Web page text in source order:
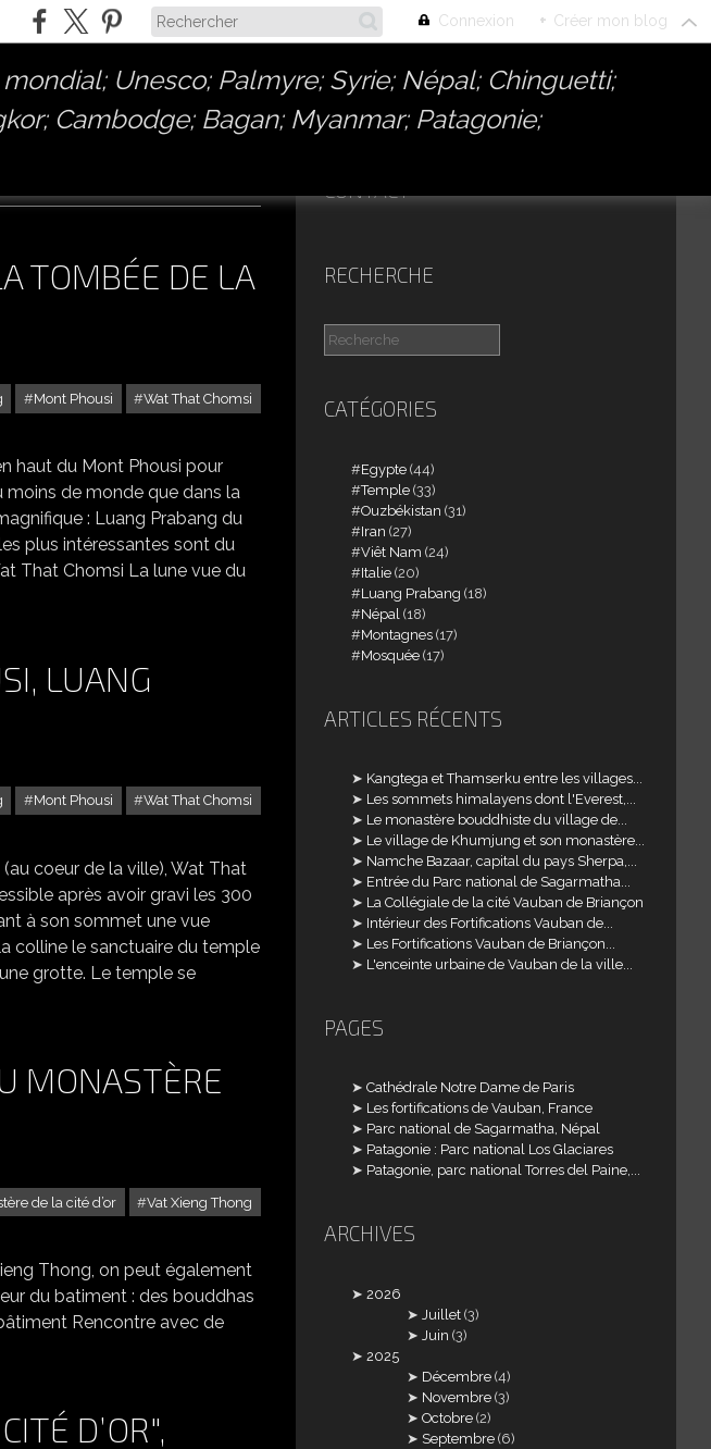
Connexion + Créer mon blog
Unesco; Palmyre; Syrie; Népal; Chinguetti;
Cambodge; Bagan; Myanmar; Patagonie;
TOMBÉE DE LA
Mont Phousi Wat That Chomsi
TOMBÉE DE LA NUIT, LAOS
haut du Mont Phousi pour
moins de monde que dans la
: Luang Prabang du
plus intéressantes sont du
That Chomsi La lune vue du
LUANG
Mont Phousi Wat That Chomsi
PHOUSI, LUANG PRABANG
coeur de la ville), Wat That
après avoir gravi les 300
à son sommet une vue
colline le sanctuaire du temple
grotte. Le temple se
MONASTÈRE
de la cité d’or Vat Xieng Thong
CITÉ D'OR, LUANG PRABANG
Thong, on peut également
du batiment : des bouddhas
Rencontre avec de
D’OR",
CONTACT
RECHERCHE
CATÉGORIES
Egypte (44)
Temple (33)
Ouzbékistan (31)
Iran (27)
Viêt Nam (24)
Italie (20)
Luang Prabang (18)
Népal (18)
Montagnes (17)
Mosquée (17)
ARTICLES RÉCENTS
Kangtega et Thamserku entre les villages...
Les sommets himalayens dont l'Everest,...
Le monastère bouddhiste du village de...
Le village de Khumjung et son monastère...
Namche Bazaar, capital du pays Sherpa,...
Entrée du Parc national de Sagarmatha...
La Collégiale de la cité Vauban de Briançon
Intérieur des Fortifications Vauban de...
Les Fortifications Vauban de Briançon...
L'enceinte urbaine de Vauban de la ville...
PAGES
Cathédrale Notre Dame de Paris
Les fortifications de Vauban, France
Parc national de Sagarmatha, Népal
Patagonie : Parc national Los Glaciares
Patagonie, parc national Torres del Paine,...
ARCHIVES
2026
Juillet (3)
Juin (3)
2025
Décembre (4)
Novembre (3)
Octobre (2)
Septembre (6)